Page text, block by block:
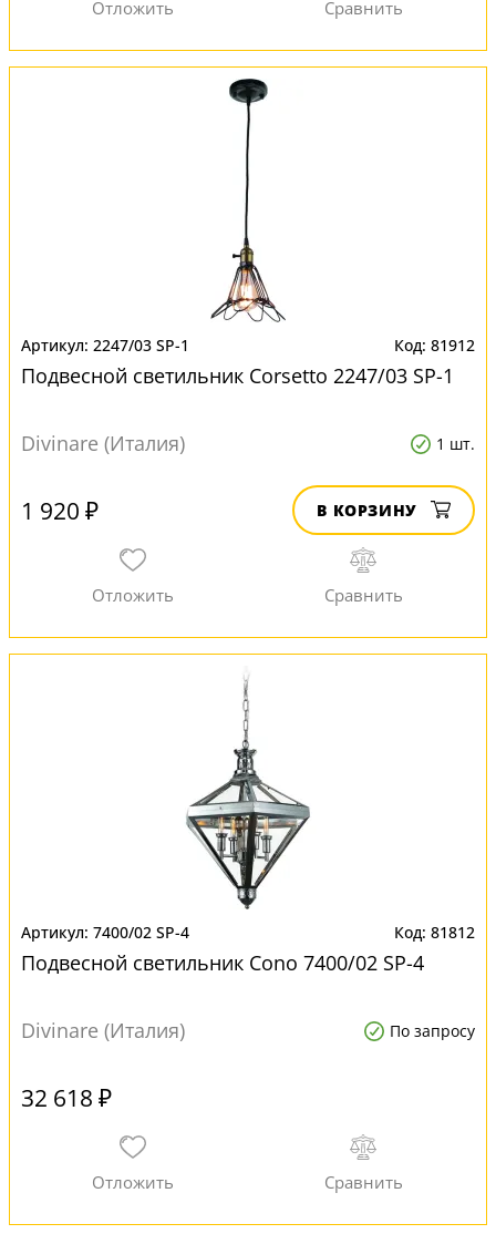
2247/03 SP-1 81912
Подвесной светильник Corsetto 2247/03 SP-1
Divinare (Италия) 1 шт.
1 920 ₽ В КОРЗИНУ
7400/02 SP-4 81812
Подвесной светильник Cono 7400/02 SP-4
Divinare (Италия) По запросу
32 618 ₽